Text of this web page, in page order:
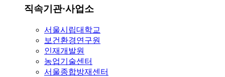
직속기관·사업소
서울시립대학교
보건환경연구원
인재개발원
농업기술센터
서울종합방재센터